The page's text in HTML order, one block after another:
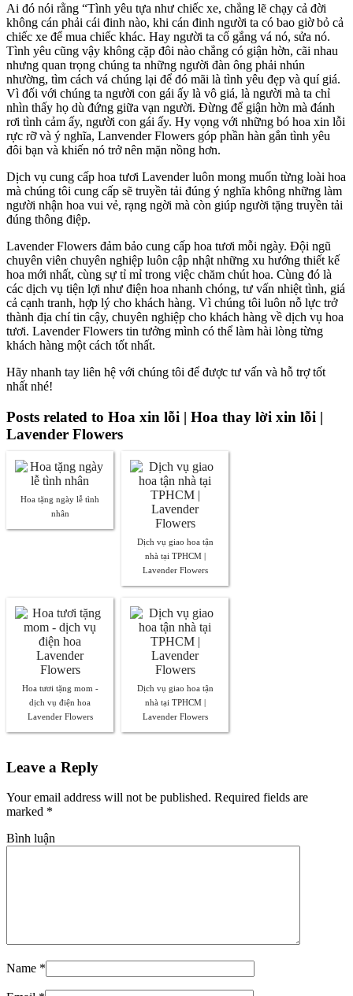
Ai đó nói rằng “Tình yêu tựa như chiếc xe, chẳng lẽ chạy cả đời
không cán phải cái đinh nào, khi cán đinh người ta có bao giờ bỏ cả
chiếc xe để mua chiếc khác. Hay người ta cố gắng vá nó, sửa nó.
Tình yêu cũng vậy không cặp đôi nào chẳng có giận hờn, cãi nhau
nhưng quan trọng chúng ta những người đàn ông phải nhún
nhường, tìm cách vá chúng lại để đó mãi là tình yêu đẹp và quí giá.
Vì đối với chúng ta người con gái ấy là vô giá, là người mà ta chỉ
nhìn thấy họ dù đứng giữa vạn người. Đừng để giận hờn mà đánh
rơi tình cảm ấy, người con gái ấy. Hy vọng với những bó hoa xin lỗi
rực rỡ và ý nghĩa, Lanvender Flowers góp phần hàn gắn tình yêu
đôi bạn và khiến nó trở nên mặn nồng hơn.
Dịch vụ cung cấp hoa tươi Lavender luôn mong muốn từng loài hoa
mà chúng tôi cung cấp sẽ truyền tải đúng ý nghĩa không những làm
người nhận hoa vui vẻ, rạng ngời mà còn giúp người tặng truyền tải
đúng thông điệp.
Lavender Flowers đảm bảo cung cấp hoa tươi mỗi ngày. Đội ngũ
chuyên viên chuyên nghiệp luôn cập nhật những xu hướng thiết kế
hoa mới nhất, cùng sự tỉ mỉ trong việc chăm chút hoa. Cùng đó là
các dịch vụ tiện lợi như điện hoa nhanh chóng, tư vấn nhiệt tình, giá
cả cạnh tranh, hợp lý cho khách hàng. Vì chúng tôi luôn nỗ lực trở
thành địa chí tin cậy, chuyên nghiệp cho khách hàng về dịch vụ hoa
tươi. Lavender Flowers tin tưởng mình có thể làm hài lòng từng
khách hàng một cách tốt nhất.
Hãy nhanh tay liên hệ với chúng tôi để được tư vấn và hỗ trợ tốt
nhất nhé!
Posts related to Hoa xin lỗi | Hoa thay lời xin lỗi |
Lavender Flowers
Hoa tặng ngày lễ tình
nhân
Dịch vụ giao hoa tận
nhà tại TPHCM |
Lavender Flowers
Hoa tươi tặng mom -
dịch vụ điện hoa
Lavender Flowers
Dịch vụ giao hoa tận
nhà tại TPHCM |
Lavender Flowers
Leave a Reply
Your email address will not be published. Required fields are
marked *
Bình luận
Name *